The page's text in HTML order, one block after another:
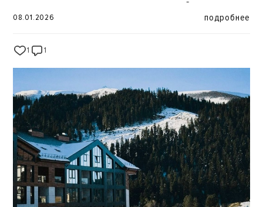
08.01.2026 подробнее
прогулки и фото Лес, горы, тишина и белоснежные
кто любит скорость и эмоции маршруты по зимним
ощущения уединения и покоя. Медленные вечера
Горячий чай, ужин, тепло и отдых после активного дня
то, ради чего сюда возвращаются. Чтобы отдых был
по-настоящему комфортным, удобно остановиться в
MIRROS AXIS Отель Архыз 5*. Современный отель с
высоким уровнем сервиса отличная база для зимних
приключений и спокойного восстановления.
Бронирование:https://mirros-hotels.com/arkhyz/
1 1